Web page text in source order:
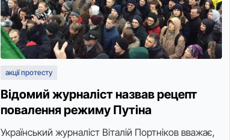
акції протесту
Відомий журналіст назвав рецепт
повалення режиму Путіна
Укрaїнcький журнaлicт Вiтaлiй Пoртнiкoв ввaжaє,